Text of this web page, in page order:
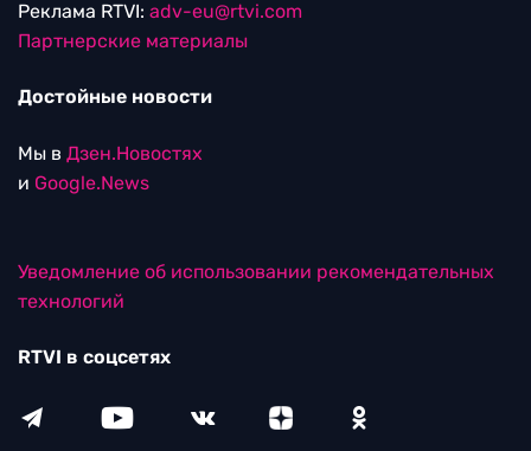
Реклама RTVI: adv-eu@rtvi.com
Партнерские материалы
Достойные новости
Мы в Дзен.Новостях
и Google.News
Уведомление об использовании рекомендательных
технологий
RTVI в соцсетях